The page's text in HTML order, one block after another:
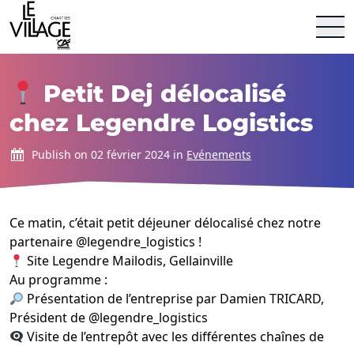
Le Village by CA Chartres &#8211; The Place by CCI 28
Petit Dej délocalisé
chez Legendre Logistics
Publish on 02 février 2024 in Evénements
Ce matin, c’était petit déjeuner délocalisé chez notre
partenaire @legendre_logistics !
Site Legendre Mailodis, Gellainville
Au programme :
Présentation de l’entreprise par Damien TRICARD,
Président de @legendre_logistics
Visite de l’entrepôt avec les différentes chaînes de